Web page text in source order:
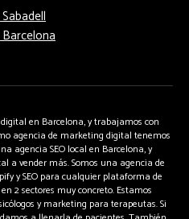
en Barcelona, y trabajamos con
agencia de marketing digital tenemos
agencia SEO local en Barcelona, y
a vender más. Somos una agencia de
y SEO para cualquier plataforma de
2 sectores muy concreto. Estamos
y marketing para terapeutas. Si